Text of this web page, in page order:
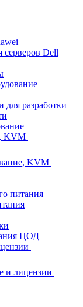
Dell
разработки
KVM
KVM
питания
ЦОД
и лицензии